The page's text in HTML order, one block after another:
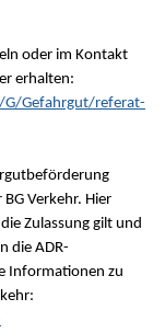
oder im Kontakt
erhalten:
Gefahrgut/referat-
Verkehr. Hier
Zulassung gilt und
die ADR-
Informationen zu